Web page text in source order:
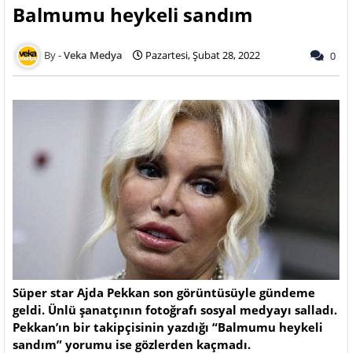
Balmumu heykeli sandım
Veka Medya Pazartesi, Şubat 28, 2022 0
Süper star Ajda Pekkan son görüntüsüyle gündeme
geldi. Ünlü şanatçının fotoğrafı sosyal medyayı salladı.
Pekkan’ın bir takipçisinin yazdığı “Balmumu heykeli
sandım” yorumu ise gözlerden kaçmadı.